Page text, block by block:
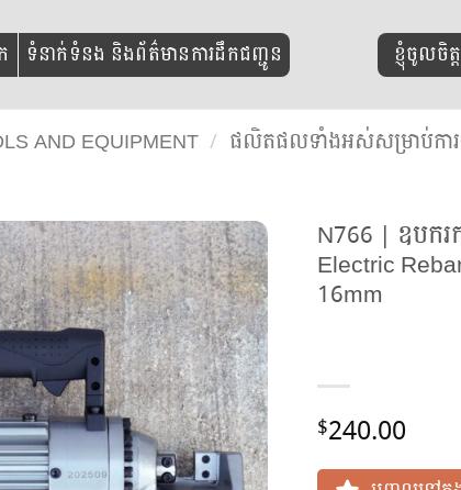
ទំនាក់ទំនង និងព័ត៌មានការដឹកជញ្ជូន ខ្ញុំចូលចិត្ត
AND EQUIPMENT / ផលិតផលទាំងអស់សម្រាប់ក
N766 | ឧបក
Electric
16mm
$240.00